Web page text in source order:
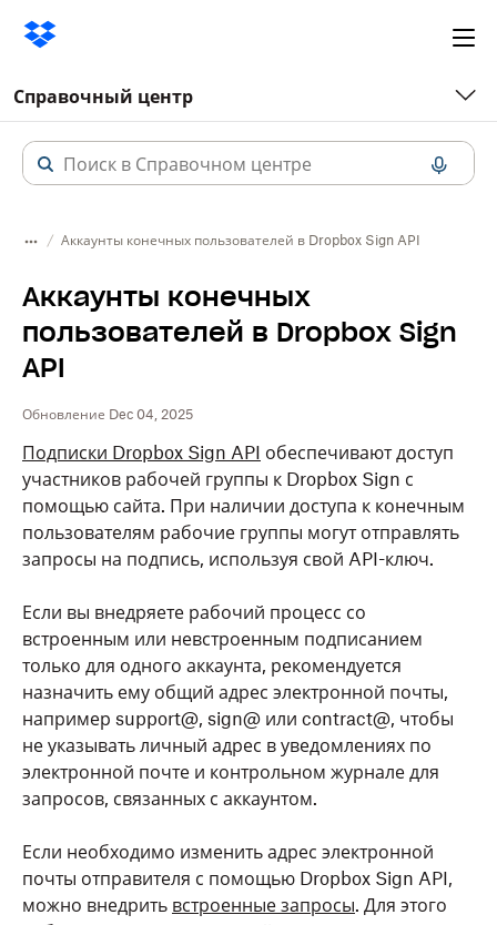
Справочный центр
Аккаунты конечных пользователей в Dropbox Sign API
Аккаунты конечных
пользователей в Dropbox Sign
API
Обновление Dec 04, 2025
Подписки Dropbox Sign API обеспечивают доступ
участников рабочей группы к Dropbox Sign с
помощью сайта. При наличии доступа к конечным
пользователям рабочие группы могут отправлять
запросы на подпись, используя свой API-ключ.
Если вы внедряете рабочий процесс со
встроенным или невстроенным подписанием
только для одного аккаунта, рекомендуется
назначить ему общий адрес электронной почты,
например support@, sign@ или contract@, чтобы
не указывать личный адрес в уведомлениях по
электронной почте и контрольном журнале для
запросов, связанных с аккаунтом.
Если необходимо изменить адрес электронной
почты отправителя с помощью Dropbox Sign API,
можно внедрить встроенные запросы. Для этого